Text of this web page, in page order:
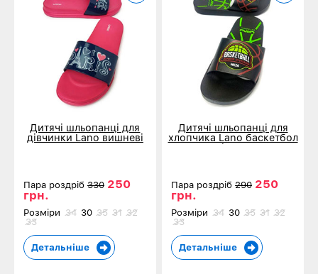
Дитячі шльопанці для
дівчинки Lano вишневі
Пара роздріб 330 250
грн.
Розміри 34 30 35 31 32
33
Детальніше
Дитячі шльопанці для
хлопчика Lano баскетбол
чорні 3112-М1
Пара роздріб290 250
грн.
Розміри 34 30 35 31 32
33
Детальніше